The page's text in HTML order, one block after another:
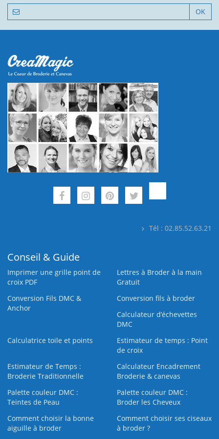
OK
Tél : 02.85.52.63.21
Conseil & Guide
Imprimer une grille point de
croix PDF
Lettres à Broder à la main
Gratuit
Conversion Fils DMC &
Anchor
Conversion fils à broder
Calculateur d’échevettes
DMC
Calculatrice toile et points
Estimateur de temps : Point
de croix
Estimateur de Temps :
Broderie Traditionnelle
Calculateur Encadrement
Broderie & canevas
Palette couleur DMC :
Teintes de Peau
Palette couleur DMC :
Broder les Cheveux
Comment choisir la bonne
aiguille à broder
Comment choisir ses ciseaux
à broder ?